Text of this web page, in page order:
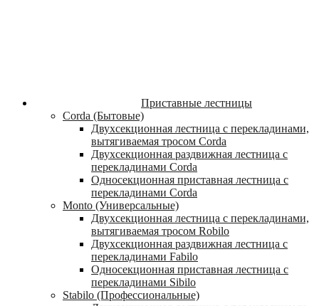
Приставные лестницы
Corda (Бытовые)
Двухсекционная лестница с перекладинами,
вытягиваемая тросом Corda
Двухсекционная раздвижная лестница с
перекладинами Corda
Односекционная приставная лестница с
перекладинами Corda
Monto (Универсальные)
Двухсекционная лестница с перекладинами,
вытягиваемая тросом Robilo
Двухсекционная раздвижная лестница с
перекладинами Fabilo
Односекционная приставная лестница с
перекладинами Sibilo
Stabilo (Профессиональные)